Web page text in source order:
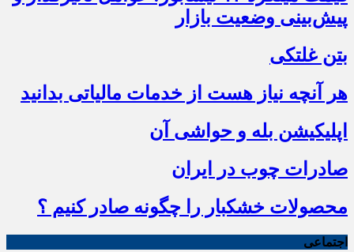
پیش‌بینی وضعیت بازار
بتن غلتکی
هر آنچه نیاز هست از خدمات مالیاتی بدانید
اپلیکیشن بله و حواشی آن
صادرات چوب در ایران
محصولات خشکبار را چگونه صادر کنیم ؟
اجتماعی